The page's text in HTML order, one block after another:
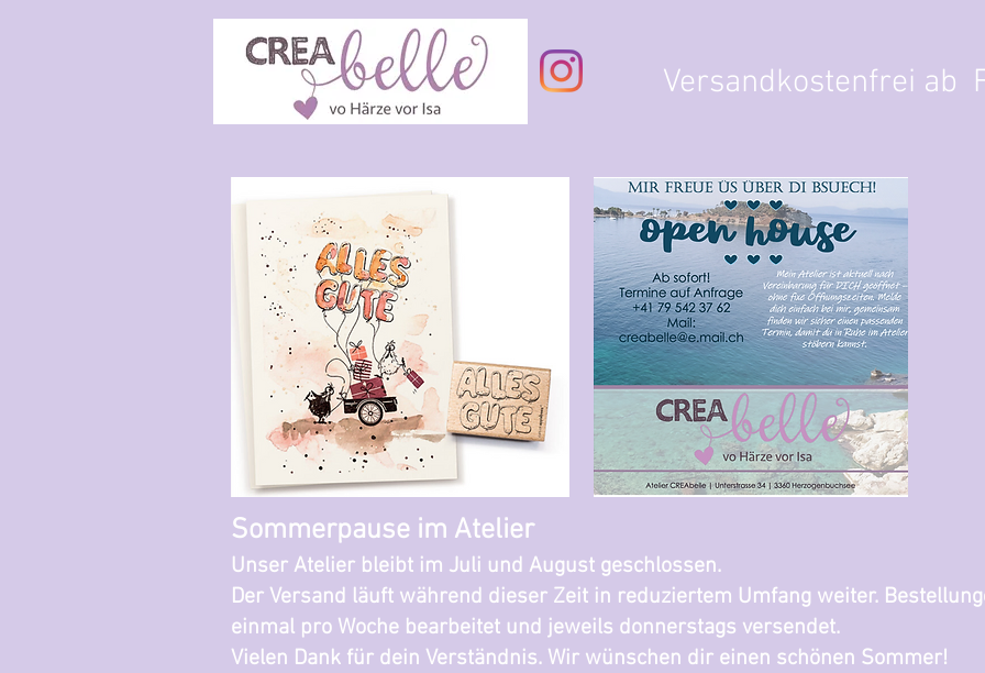
Versandkostenfrei ab
Sommerpause im Atelier
Unser Atelier bleibt im Juli und August geschlossen.
Der Versand läuft während dieser Zeit in reduziertem Umfang weiter.
einmal pro Woche bearbeitet und jeweils donnerstags versendet.
Vielen Dank für dein Verständnis. Wir wünschen dir einen schönen Sommer!